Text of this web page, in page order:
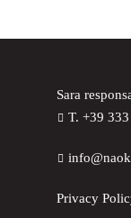
Sara
T. +39
Privacy